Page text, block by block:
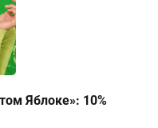
Яблоке»: 10%